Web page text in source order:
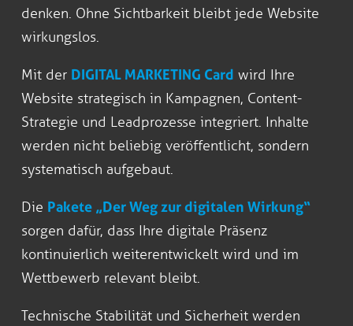
denken. Ohne Sichtbarkeit bleibt jede Website
wirkungslos.
Mit der DIGITAL MARKETING Card wird Ihre
Website strategisch in Kampagnen, Content-
Strategie und Leadprozesse integriert. Inhalte
werden nicht beliebig veröffentlicht, sondern
systematisch aufgebaut.
Die Pakete „Der Weg zur digitalen Wirkung“
sorgen dafür, dass Ihre digitale Präsenz
kontinuierlich weiterentwickelt wird und im
Wettbewerb relevant bleibt.
Technische Stabilität und Sicherheit werden